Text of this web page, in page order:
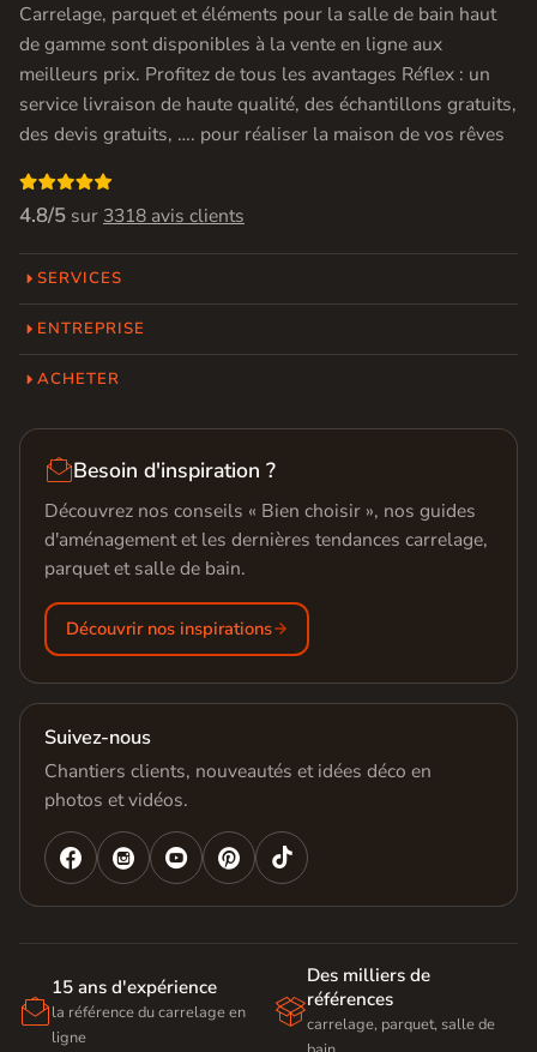
Carrelage, parquet et éléments pour la salle de bain haut
de gamme sont disponibles à la vente en ligne aux
meilleurs prix. Profitez de tous les avantages Réflex : un
service livraison de haute qualité, des échantillons gratuits,
des devis gratuits, …. pour réaliser la maison de vos rêves

4.8/5 sur 3318 avis clients
SERVICES
ENTREPRISE
ACHETER
Besoin d'inspiration ?
Découvrez nos conseils « Bien choisir », nos guides
d'aménagement et les dernières tendances carrelage,
parquet et salle de bain.
Découvrir nos inspirations
Suivez-nous
Chantiers clients, nouveautés et idées déco en
photos et vidéos.
   

15 ans d'expérience
la référence du carrelage en
ligne

Des milliers de
références
carrelage, parquet, salle de